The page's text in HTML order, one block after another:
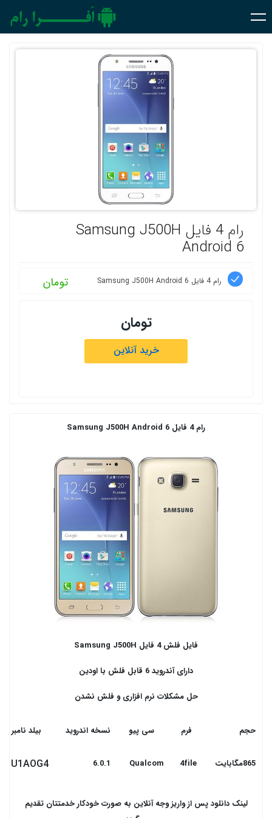
رام 4 فایل Samsung J500H
Android 6
رام 4 فایل Samsung J500H Android 6 تومان
تومان
خرید آنلاین
رام 4 فایل Samsung J500H Android 6
فایل فلش 4 فایل
Samsung J500H
دارای آندروید 6 قابل فلش با اودین
حل مشکلات نرم افزاری و فلش نشدن
حجم فرم سی پیو نسخه اندروید بیلد نامبر
865مگابایت Qualcom
6.0.1
U1AOG4
لینک دانلود پس از واریز وجه آنلاین به صورت خودکار خدمتتان تقدیم